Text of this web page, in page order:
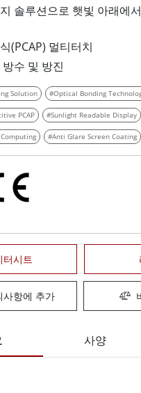
솔루션으로 햇빛 아래에
(PCAP) 멀티터치
수 및 방진
Solution #Optical Bonding
PCAP #Sunlight Readable Display
#Anti Glare Screen Coating
터시트
사항에 추가
사양